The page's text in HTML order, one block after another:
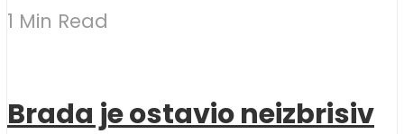
1 Min Read
Brada je ostavio neizbrisiv